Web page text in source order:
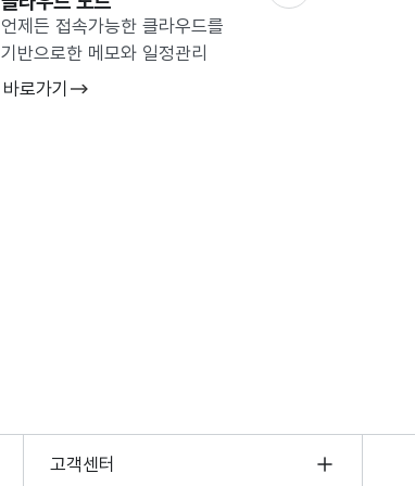
언제든 접속가능한 클라우드를
기반으로한 메모와 일정관리
바로가기
고객센터